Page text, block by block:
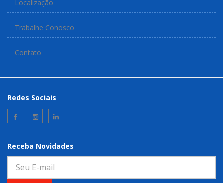
Localização
Trabalhe Conosco
Contato
Redes Sociais
Receba Novidades